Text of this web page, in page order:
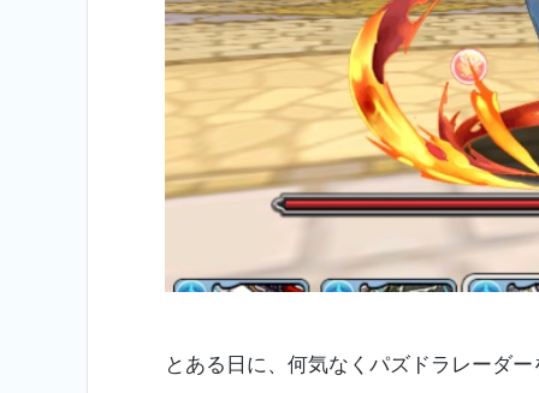
とある日に、何気なくパズドラレーダ